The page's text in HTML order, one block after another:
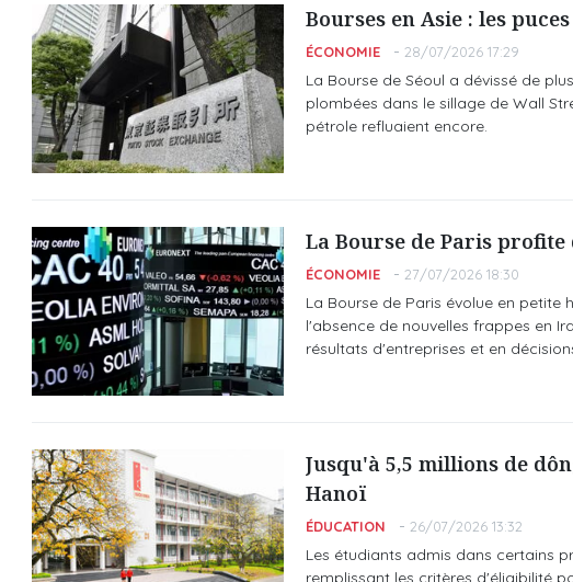
Bourses en Asie : les
ÉCONOMIE 28/07/2026 17:29
La Bourse de Séoul a dévissé de
plombées dans le sillage de Wall
pétrole refluaient encore.
La Bourse de Paris
ÉCONOMIE 27/07/2026 18:30
La Bourse de Paris évolue en petite
l'absence de nouvelles frappes en
résultats d'entreprises et en
Jusqu'à 5,5 millions de
Hanoï
ÉDUCATION 26/07/2026 13:32
Les étudiants admis dans certains
remplissant les critères d'éligibilité